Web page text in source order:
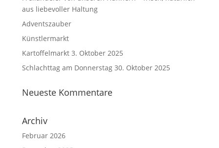
aus liebevoller Haltung
Adventszauber
Künstlermarkt
Kartoffelmarkt 3. Oktober 2025
Schlachttag am Donnerstag 30. Oktober 2025
Neueste Kommentare
Archiv
Februar 2026